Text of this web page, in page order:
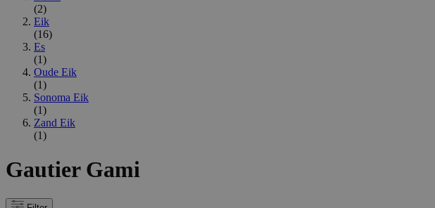
(2)
Eik
(16)
Es
(1)
Oude Eik
(1)
Sonoma Eik
(1)
Zand Eik
(1)
Gautier Gami